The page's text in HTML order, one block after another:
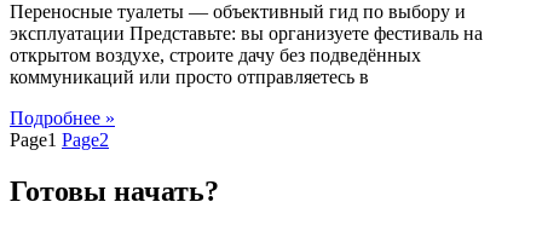
Переносные туалеты — объективный гид по выбору и
эксплуатации Представьте: вы организуете фестиваль на
открытом воздухе, строите дачу без подведённых
коммуникаций или просто отправляетесь в
Подробнее »
Page1 Page2
Готовы начать?